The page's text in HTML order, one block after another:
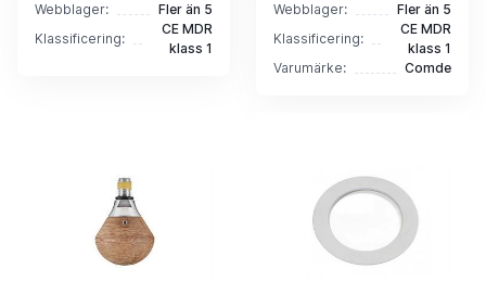
Webblager:
Fler än 5
Klassificering:
CE MDR
klass 1
Webblager:
Fler än 5
Klassificering:
CE MDR
klass 1
Varumärke:
Comde